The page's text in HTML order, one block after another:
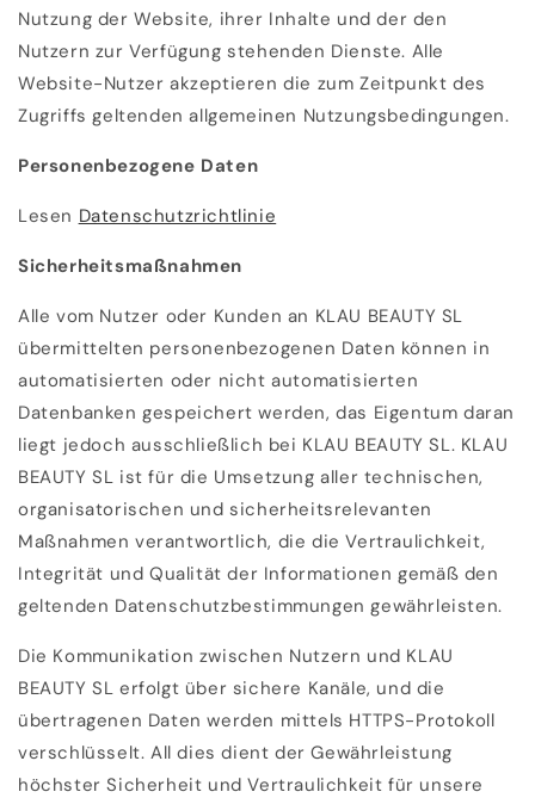
Nutzung der Website, ihrer Inhalte und der den
Nutzern zur Verfügung stehenden Dienste. Alle
Website-Nutzer akzeptieren die zum Zeitpunkt des
Zugriffs geltenden allgemeinen Nutzungsbedingungen.
Personenbezogene Daten
Lesen Datenschutzrichtlinie
Sicherheitsmaßnahmen
Alle vom Nutzer oder Kunden an KLAU BEAUTY SL
übermittelten personenbezogenen Daten können in
automatisierten oder nicht automatisierten
Datenbanken gespeichert werden, das Eigentum daran
liegt jedoch ausschließlich bei KLAU BEAUTY SL. KLAU
BEAUTY SL ist für die Umsetzung aller technischen,
organisatorischen und sicherheitsrelevanten
Maßnahmen verantwortlich, die die Vertraulichkeit,
Integrität und Qualität der Informationen gemäß den
geltenden Datenschutzbestimmungen gewährleisten.
Die Kommunikation zwischen Nutzern und KLAU
BEAUTY SL erfolgt über sichere Kanäle, und die
übertragenen Daten werden mittels HTTPS-Protokoll
verschlüsselt. All dies dient der Gewährleistung
höchster Sicherheit und Vertraulichkeit für unsere